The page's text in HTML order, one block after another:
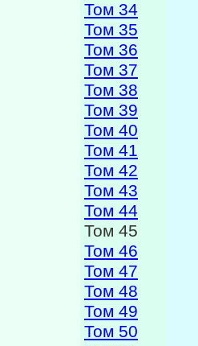
Том 34
Том 35
Том 36
Том 37
Том 38
Том 39
Том 40
Том 41
Том 42
Том 43
Том 44
Том 45
Том 46
Том 47
Том 48
Том 49
Том 50